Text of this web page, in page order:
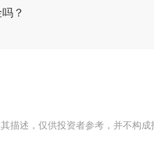
？
描述，仅供投资者参考，并不构